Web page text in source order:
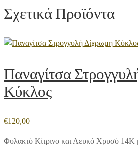
Σχετικά Προϊόντα
Παναγίτσα
Κύκλος
€120,00
Φυλακτό Κίτρινο και Λευκό Χρυσό 14Κ